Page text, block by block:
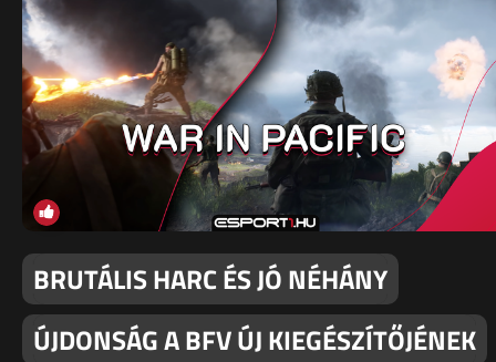
BRUTÁLIS HARC ÉS JÓ NÉHÁNY
ÚJDONSÁG A BFV ÚJ KIEGÉSZÍTŐJÉNEK